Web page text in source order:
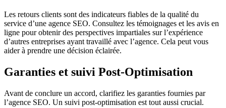
Les retours clients sont des indicateurs fiables de la qualité du
service d’une agence SEO. Consultez les témoignages et les avis en
ligne pour obtenir des perspectives impartiales sur l’expérience
d’autres entreprises ayant travaillé avec l’agence. Cela peut vous
aider à prendre une décision éclairée.
Garanties et suivi Post-Optimisation
Avant de conclure un accord, clarifiez les garanties fournies par
l’agence SEO. Un suivi post-optimisation est tout aussi crucial.